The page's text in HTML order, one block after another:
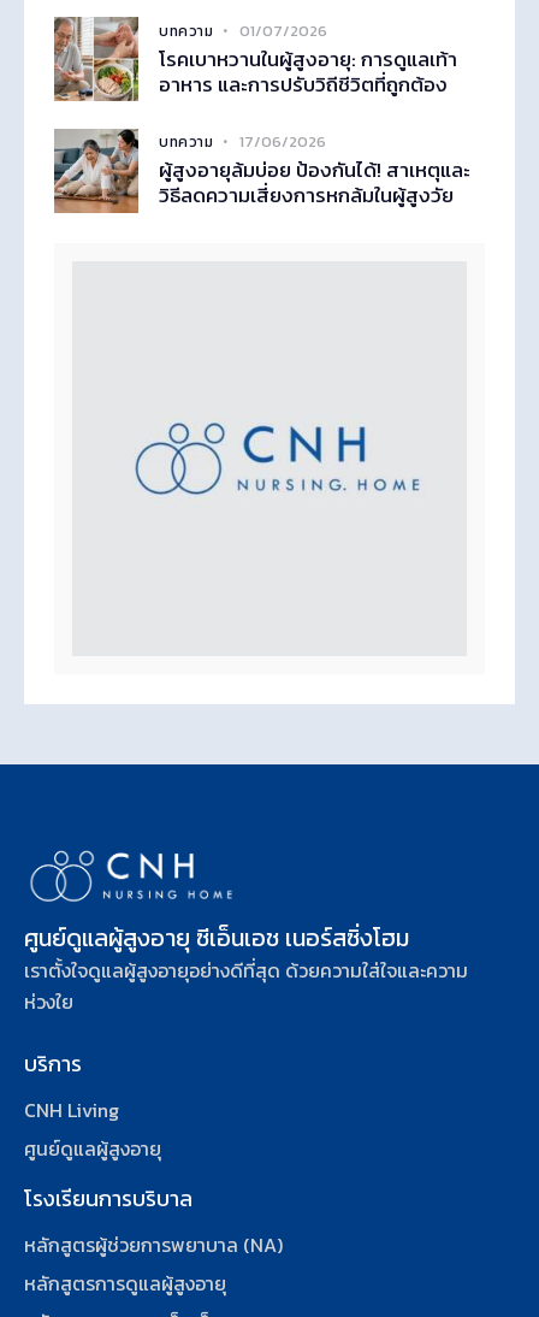
บทความ 01/07/2026
โรคเบาหวานในผู้สูงอายุ: การดูแลเท้า
อาหาร และการปรับวิถีชีวิตที่ถูกต้อง
บทความ 17/06/2026
ผู้สูงอายุล้มบ่อย ป้องกันได้! สาเหตุและ
วิธีลดความเสี่ยงการหกล้มในผู้สูงวัย
ศูนย์ดูแลผู้สูงอายุ ซีเอ็นเอช เนอร์สซิ่งโฮม
เราตั้งใจดูแลผู้สูงอายุอย่างดีที่สุด ด้วยความใส่ใจและความ
ห่วงใย
บริการ
CNH Living
ศูนย์ดูแลผู้สูงอายุ
โรงเรียนการบริบาล
หลักสูตรผู้ช่วยการพยาบาล (NA)
หลักสูตรการดูแลผู้สูงอายุ